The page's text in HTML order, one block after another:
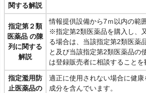
関する解説
指定第２類
医薬品 の陳
列に関する
解説
情報提供設備から7ｍ以内の範
※指定第2類医薬品を購入し、
る場合は、当該指定第2類医薬
と及び当該指定第2類医薬品の
は登録販売者に相談することを
指定濫用防
止医薬品の
適正に使用されない場合に健
成分を含んでいます。